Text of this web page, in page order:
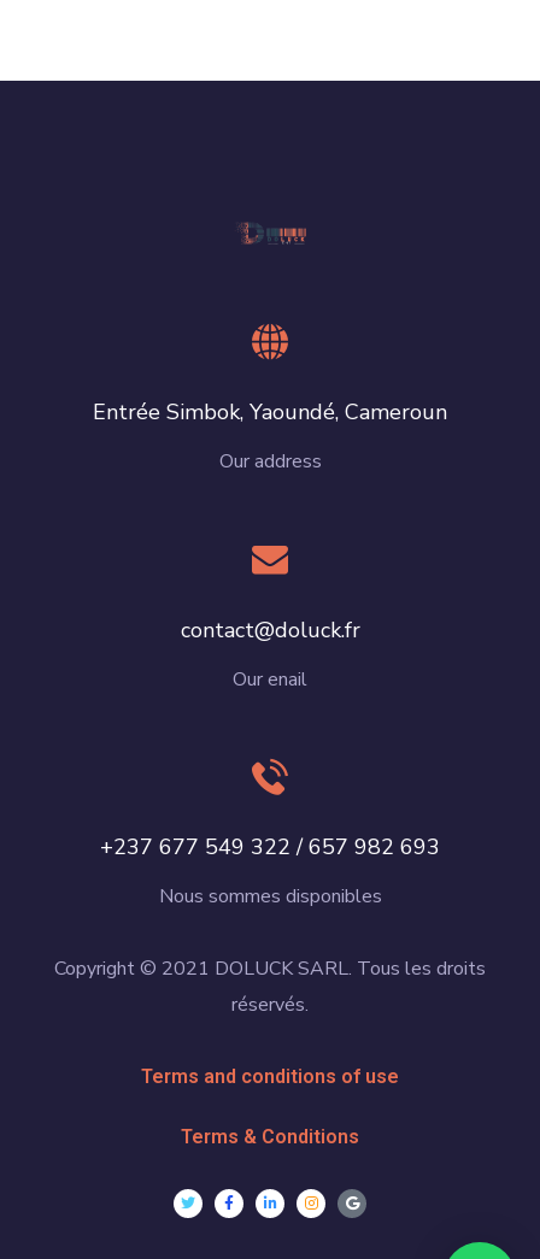
Entrée Simbok, Yaoundé, Cameroun
Our address
contact@doluck.fr
Our enail
+237 677 549 322 / 657 982 693
Nous sommes disponibles
Copyright © 2021 DOLUCK SARL. Tous les droits
réservés.
Terms and conditions of use
Terms & Conditions